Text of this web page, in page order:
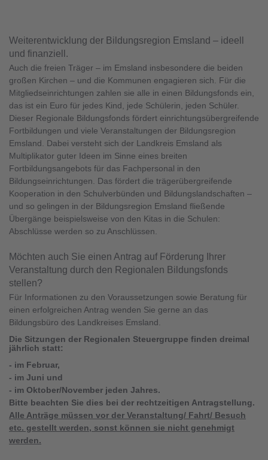
Weiterentwicklung der Bildungsregion Emsland – ideell
und finanziell.
Auch die freien Träger – im Emsland insbesondere die beiden
großen Kirchen – und die Kommunen engagieren sich. Für die
Mitgliedseinrichtungen zahlen sie alle in einen Bildungsfonds ein,
das ist ein Euro für jedes Kind, jede Schülerin, jeden Schüler.
Dieser Regionale Bildungsfonds fördert einrichtungsübergreifende
Fortbildungen und viele Veranstaltungen der Bildungsregion
Emsland. Dabei versteht sich der Landkreis Emsland als
Multiplikator guter Ideen im Sinne eines breiten
Fortbildungsangebots für das Fachpersonal in den
Bildungseinrichtungen. Das fördert die trägerübergreifende
Kooperation in den Schulverbünden und Bildungslandschaften –
und so gelingen in der Bildungsregion Emsland fließende
Übergänge beispielsweise von den Kitas in die Schulen:
Abschlüsse werden so zu Anschlüssen.
Möchten auch Sie einen Antrag auf Förderung Ihrer
Veranstaltung durch den Regionalen Bildungsfonds
stellen?
Für Informationen zu den Voraussetzungen sowie Beratung für
einen erfolgreichen Antrag wenden Sie gerne an das
Bildungsbüro des Landkreises Emsland.
Die Sitzungen der Regionalen Steuergruppe finden dreimal
jährlich statt:
- im Februar,
- im Juni und
- im Oktober/November jeden Jahres.
Bitte beachten Sie dies bei der rechtzeitigen Antragstellung.
Alle Anträge müssen vor der Veranstaltung/ Fahrt/ Besuch
etc. gestellt werden, sonst können sie nicht genehmigt
werden.